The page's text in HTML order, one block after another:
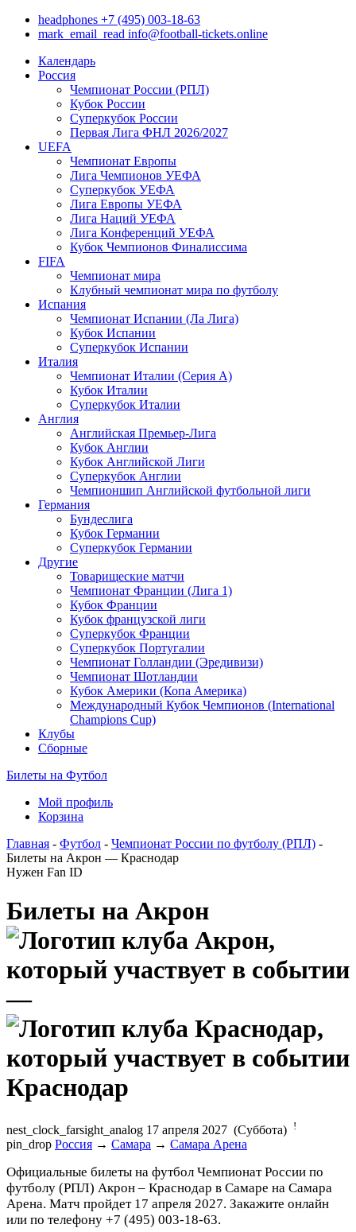
headphones +7 (495) 003-18-63
mark_email_read info@football-tickets.online
Календарь
Россия
Чемпионат России (РПЛ)
Кубок России
Суперкубок России
Первая Лига ФНЛ 2026/2027
UEFA
Чемпионат Европы
Лига Чемпионов УЕФА
Суперкубок УЕФА
Лига Европы УЕФА
Лига Наций УЕФА
Лига Конференций УЕФА
Кубок Чемпионов Финалиссима
FIFA
Чемпионат мира
Клубный чемпионат мира по футболу
Испания
Чемпионат Испании (Ла Лига)
Кубок Испании
Суперкубок Испании
Италия
Чемпионат Италии (Серия А)
Кубок Италии
Суперкубок Италии
Англия
Английская Премьер-Лига
Кубок Англии
Кубок Английской Лиги
Суперкубок Англии
Чемпионшип Английской футбольной лиги
Германия
Бундеслига
Кубок Германии
Суперкубок Германии
Другие
Товарищеские матчи
Чемпионат Франции (Лига 1)
Кубок Франции
Кубок французской лиги
Суперкубок Франции
Суперкубок Португалии
Чемпионат Голландии (Эредивизи)
Чемпионат Шотландии
Кубок Америки (Копа Америка)
Международный Кубок Чемпионов (International
Champions Cup)
Клубы
Сборные
Билеты на Футбол
Мой профиль
Корзина
Главная - Футбол - Чемпионат России по футболу (РПЛ) -
Билеты на Акрон — Краснодар
Нужен Fan ID
Билеты на Акрон
—
Краснодар
nest_clock_farsight_analog 17 апреля 2027 (Суббота) !
pin_drop Россия → Самара → Самара Арена
Официальные билеты на футбол Чемпионат России по
футболу (РПЛ) Акрон – Краснодар в Самаре на Самара
Арена. Матч пройдет 17 апреля 2027. Закажите онлайн
или по телефону +7 (495) 003-18-63.